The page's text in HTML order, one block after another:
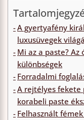
A gyertyafény
luxusüvegek
Mi az a paste?
különbségek
Forradalmi
A rejtélyes fekete
korabeli paste
Felhasznált